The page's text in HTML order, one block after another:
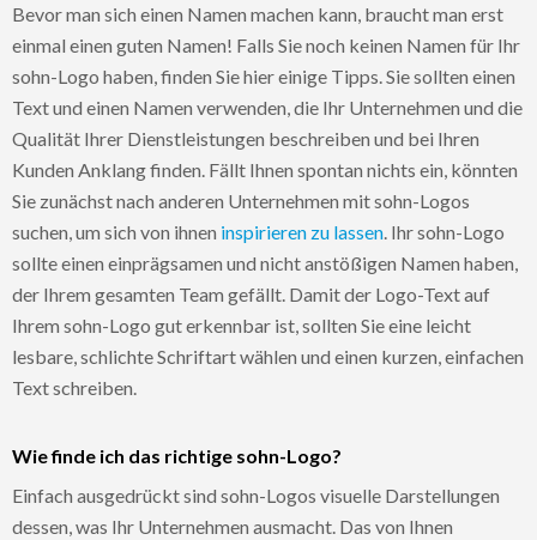
Bevor man sich einen Namen machen kann, braucht man erst
einmal einen guten Namen! Falls Sie noch keinen Namen für Ihr
sohn-Logo haben, finden Sie hier einige Tipps. Sie sollten einen
Text und einen Namen verwenden, die Ihr Unternehmen und die
Qualität Ihrer Dienstleistungen beschreiben und bei Ihren
Kunden Anklang finden. Fällt Ihnen spontan nichts ein, könnten
Sie zunächst nach anderen Unternehmen mit sohn-Logos
suchen, um sich von ihnen inspirieren zu lassen . Ihr sohn-Logo
sollte einen einprägsamen und nicht anstößigen Namen haben,
der Ihrem gesamten Team gefällt. Damit der Logo-Text auf
Ihrem sohn-Logo gut erkennbar ist, sollten Sie eine leicht
lesbare, schlichte Schriftart wählen und einen kurzen, einfachen
Text schreiben.
Wie finde ich das richtige sohn-Logo?
Einfach ausgedrückt sind sohn-Logos visuelle Darstellungen
dessen, was Ihr Unternehmen ausmacht. Das von Ihnen